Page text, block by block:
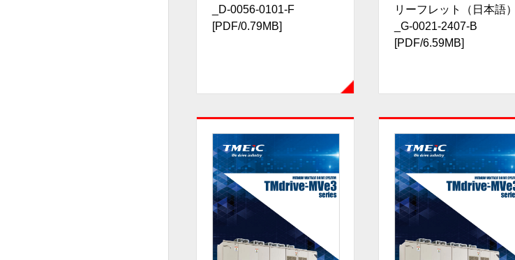
_D-0056-0101-F
[PDF/0.79MB]
リーフレット（日本語）
_G-0021-2407-B
[PDF/6.59MB]